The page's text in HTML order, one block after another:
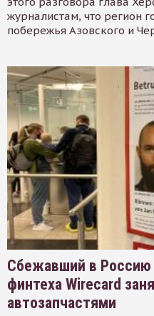
журналистам, что регион
побережья Азовского и
Сбежавший в Россию
финтеха Wirecard
автозапчастями